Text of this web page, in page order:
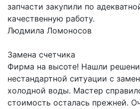
запчасти закупили по
качественную работу.
Людмила Ломоносов
Замена счетчика
Фирма на высоте! Нашли
нестандартной ситуации с
холодной воды. Мастер
стоимость осталась прежней.